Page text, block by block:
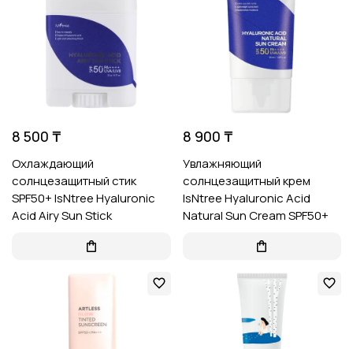
8 500 ₸
Охлаждающий
солнцезащитный стик
SPF50+ IsNtree Hyaluronic
Acid Airy Sun Stick
8 900 ₸
Увлажняющий
солнцезащитный крем
IsNtree Hyaluronic Acid
Natural Sun Cream SPF50+